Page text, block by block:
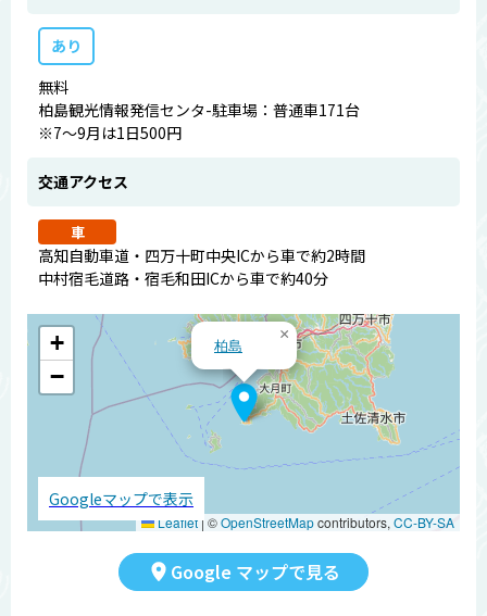
あり
無料
柏島観光情報発信センタ-駐車場：普通車171台
※7～9月は1日500円
交通アクセス
車
高知自動車道・四万十町中央ICから車で約2時間
中村宿毛道路・宿毛和田ICから車で約40分
柏島
×
+
−
Leaflet | ©OpenStreetMapcontributors, CC-BY-SA
Googleマップで表示
Google マップで見る